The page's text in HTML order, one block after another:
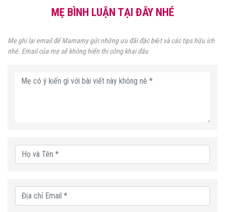
MẸ BÌNH LUẬN TẠI ĐÂY NHÉ
Mẹ ghi lại email để Mamamy gửi những ưu đãi đặc biệt và các tips hữu ích
nhé. Email của mẹ sẽ không hiển thị công khai đâu